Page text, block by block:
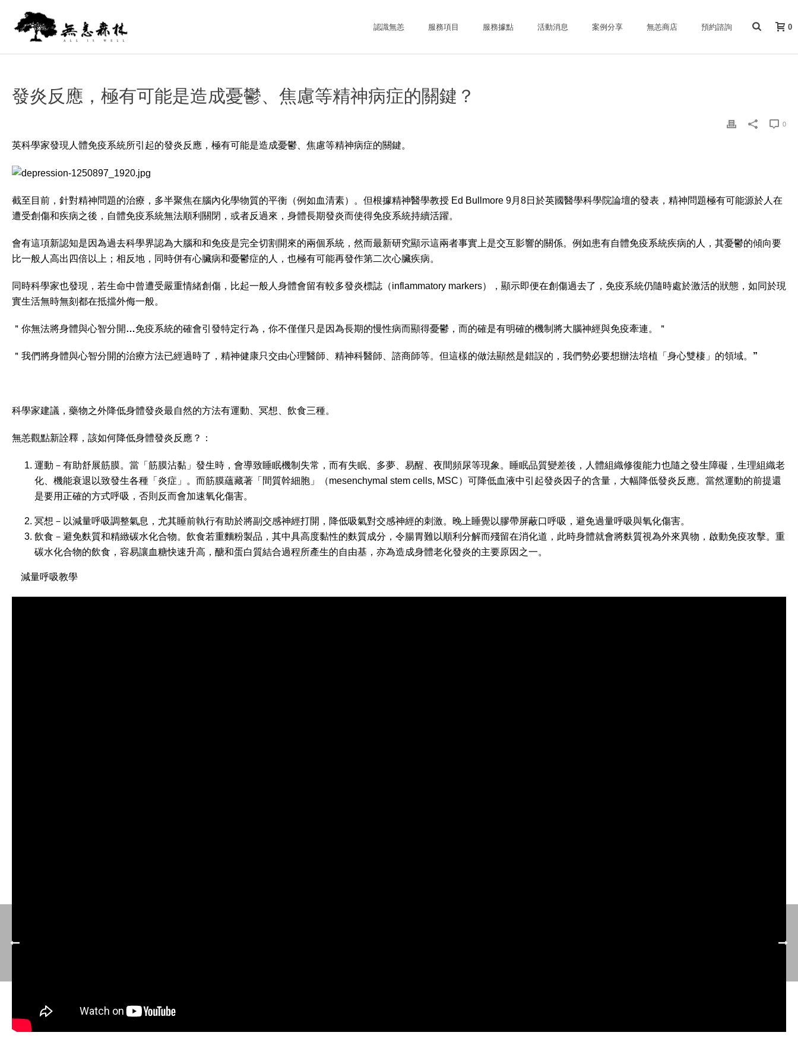
認識無恙 服務項目 服務據點 活動消息 案例分享 無恙商店 預約諮詢 0
發炎反應，極有可能是造成憂鬱、焦慮等精神病症的關鍵？
0
英科學家發現人體免疫系統所引起的發炎反應，極有可能是造成憂鬱、焦慮等精神病症的關鍵。
截至目前，針對精神問題的治療，多半聚焦在腦內化學物質的平衡（例如血清素）。但根據精神醫學教授 Ed Bullmore 9月8日於英國醫學科學院論壇的發表，精神問題極有可能源於人在
遭受創傷和疾病之後，自體免疫系統無法順利關閉，或者反過來，身體長期發炎而使得免疫系統持續活躍。
會有這項新認知是因為過去科學界認為大腦和和免疫是完全切割開來的兩個系統，然而最新研究顯示這兩者事實上是交互影響的關係。例如患有自體免疫系統疾病的人，其憂鬱的傾向要
比一般人高出四倍以上；相反地，同時併有心臟病和憂鬱症的人，也極有可能再發作第二次心臟疾病。
同時科學家也發現，若生命中曾遭受嚴重情緒創傷，比起一般人身體會留有較多發炎標誌（inflammatory markers），顯示即便在創傷過去了，免疫系統仍隨時處於激活的狀態，如同於現
實生活無時無刻都在抵擋外侮一般。
＂你無法將身體與心智分開…免疫系統的確會引發特定行為，你不僅僅只是因為長期的慢性病而顯得憂鬱，而的確是有明確的機制將大腦神經與免疫牽連。＂
＂我們將身體與心智分開的治療方法已經過時了，精神健康只交由心理醫師、精神科醫師、諮商師等。但這樣的做法顯然是錯誤的，我們勢必要想辦法培植「身心雙棲」的領域。”
科學家建議，藥物之外降低身體發炎最自然的方法有運動、冥想、飲食三種。
無恙觀點新詮釋，該如何降低身體發炎反應？：
運動 －有助舒展筋膜。當「筋膜沾黏」發生時，會導致睡眠機制失常，而有失眠、多夢、易醒、夜間頻尿等現象。睡眠品質變差後，人體組織修復能力也隨之發生障礙，生理組織老
化、機能衰退以致發生各種「炎症」。而筋膜蘊藏著「間質幹細胞」（mesenchymal stem cells, MSC）可降低血液中引起發炎因子的含量，大幅降低發炎反應。當然運動的前提還
是要用正確的方式呼吸，否則反而會加速氧化傷害。
冥想 －以減量呼吸調整氣息，尤其睡前執行有助於將副交感神經打開，降低吸氣對交感神經的刺激。晚上睡覺以膠帶屏蔽口呼吸，避免過量呼吸與氧化傷害。
飲食 －避免麩質和精緻碳水化合物。飲食若重麵粉製品，其中具高度黏性的麩質成分，令腸胃難以順利分解而殘留在消化道，此時身體就會將麩質視為外來異物，啟動免疫攻擊。重
碳水化合物的飲食，容易讓血糖快速升高，醣和蛋白質結合過程所產生的自由基，亦為造成身體老化發炎的主要原因之一。
減量呼吸教學